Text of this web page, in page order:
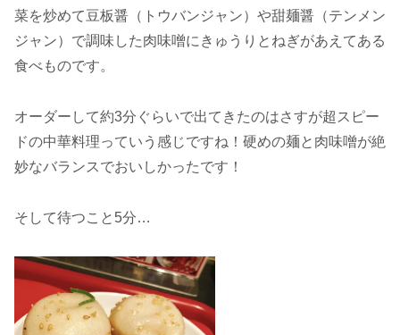
菜を炒めて豆板醤（トウバンジャン）や甜麺醤（テンメン
ジャン）で調味した肉味噌にきゅうりとねぎがあえてある
食べものです。
オーダーして約3分ぐらいで出てきたのはさすが超スピー
ドの中華料理っていう感じですね！硬めの麺と肉味噌が絶
妙なバランスでおいしかったです！
そして待つこと5分…